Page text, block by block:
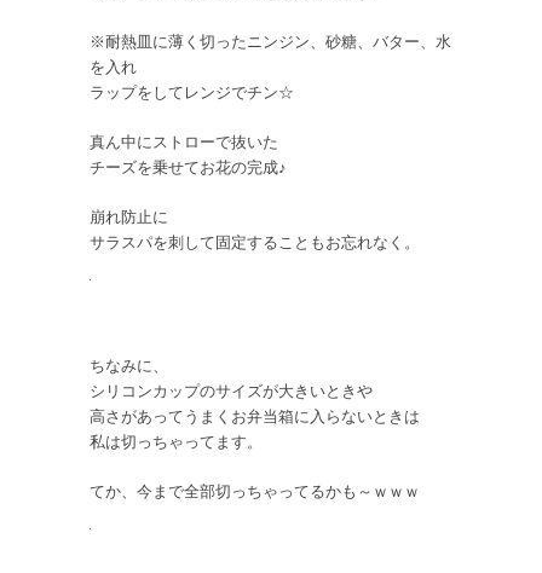
※耐熱皿に薄く切ったニンジン、砂糖、バター、水
を入れ
ラップをしてレンジでチン☆
真ん中にストローで抜いた
チーズを乗せてお花の完成♪
崩れ防止に
サラスパを刺して固定することもお忘れなく。
ちなみに、
シリコンカップのサイズが大きいときや
高さがあってうまくお弁当箱に入らないときは
私は切っちゃってます。
てか、今まで全部切っちゃってるかも～ｗｗｗ